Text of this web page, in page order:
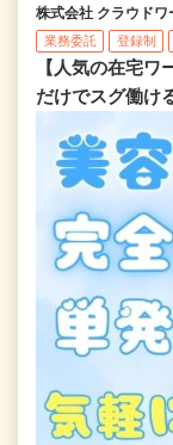
株式会社 クラウドワ
業務委託 登録制
【人気の在宅
だけでスグ働け